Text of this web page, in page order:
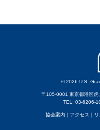
© 2026 U.S.
〒105-0001 東京都港区
TEL: 03-6206-
協会案内 ｜アクセス ｜